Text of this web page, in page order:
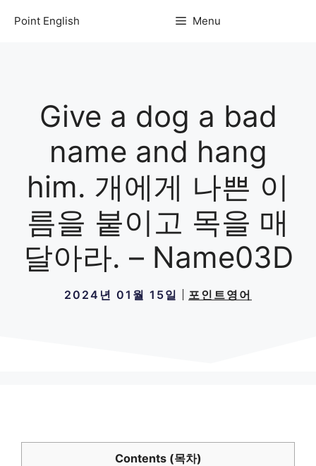
Point English Menu
Give a dog a bad
name and hang
him. 개에게 나쁜 이
름을 붙이고 목을 매
달아라. – Name03D
2024년 01월 15일 포인트영어
Contents (목차)